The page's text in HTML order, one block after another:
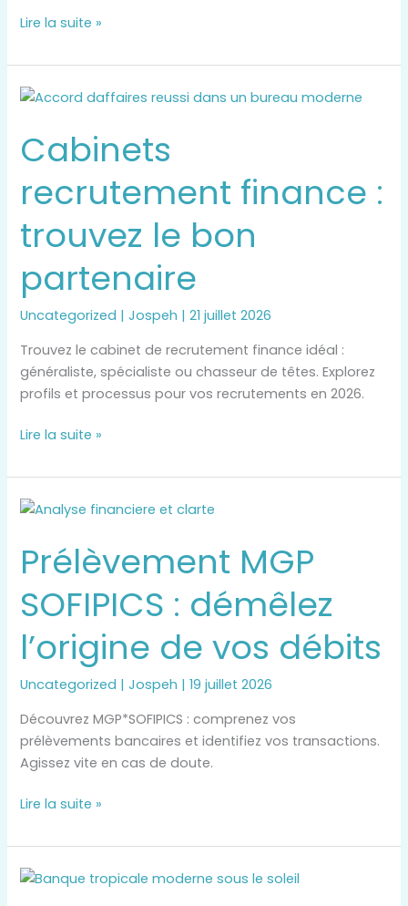
Lire la suite »
Cabinets
recrutement finance :
trouvez le bon
partenaire
Uncategorized |Jospeh |21 juillet 2026
Trouvez le cabinet de recrutement finance idéal :
généraliste, spécialiste ou chasseur de têtes. Explorez
profils et processus pour vos recrutements en 2026.
Cabinets
finance
trouvez
le
bon
partenaire
Lire la suite »
Prélèvement MGP
SOFIPICS : démêlez
l’origine de vos débits
Uncategorized |Jospeh |19 juillet 2026
Découvrez MGP*SOFIPICS : comprenez vos
prélèvements bancaires et identifiez vos transactions.
Agissez vite en cas de doute.
Prélèvement
SOFIPICS
démêlez
l’origine
de
vos
débits
Lire la suite »
Caisse